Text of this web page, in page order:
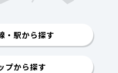
・駅から探す
プから探す